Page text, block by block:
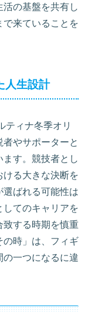
の基盤を共有し
来ていることを
人生設計
ティナ冬季オリ
やサポーターと
す。競技者とし
ける大きな決断を
選ばれる可能性は
してのキャリアを
致する時期を慎重
の時」は、フィギ
の一つになるに違